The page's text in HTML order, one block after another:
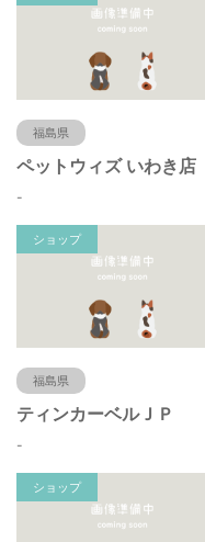
福島県
ペットウィズ いわき店
-
ショップ
福島県
ティンカーベルＪＰ
-
ショップ